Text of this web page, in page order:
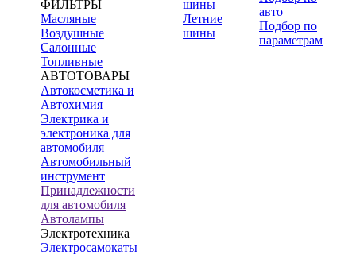
ФИЛЬТРЫ
Масляные
Воздушные
Салонные
Топливные
АВТОТОВАРЫ
Автокосметика и
Автохимия
Электрика и
электроника для
автомобиля
Автомобильный
инструмент
Принадлежности
для автомобиля
Автолампы
Электротехника
Электросамокаты
шины
Летние
шины
авто
Подбор по
параметрам